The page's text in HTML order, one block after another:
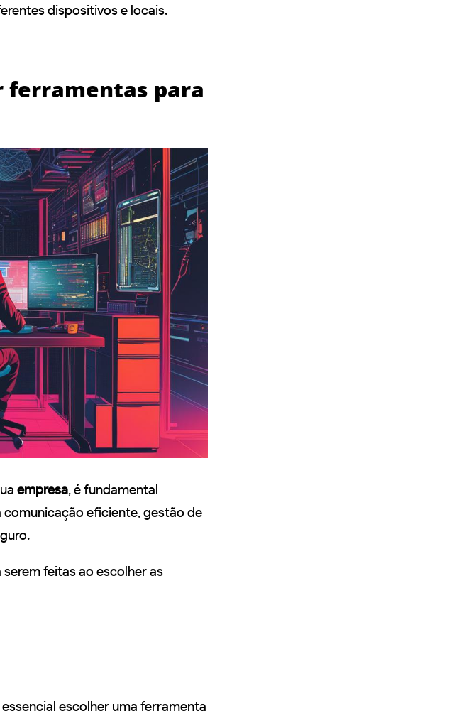
dispositivos e locais.
ferramentas para
empresa, é fundamental
eficiente, gestão de
feitas ao escolher as
essencial escolher uma ferramenta